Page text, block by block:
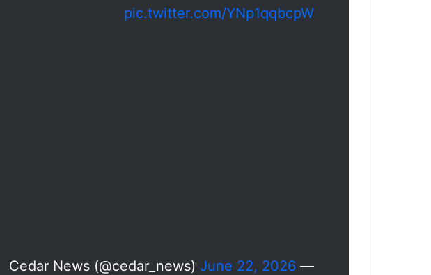
pic.twitter.com/YNp1qqbcpW
— Cedar News (@cedar_news)
June 22, 2026